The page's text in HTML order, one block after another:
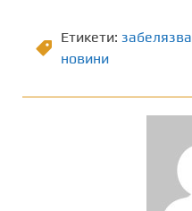
Етикети: забелязва
новини